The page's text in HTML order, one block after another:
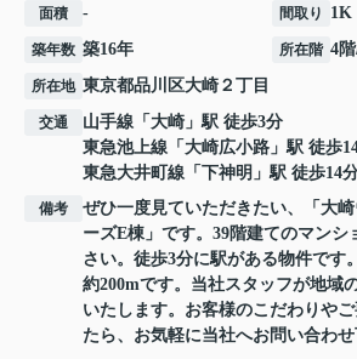
面積 - 間取り 1K
築年数 築16年 所在階 4
所在地 東京都品川区大崎 ２丁目
交通 山手線 「 大崎 」駅 徒歩3分
東急池上線 「 大崎広小路 」駅 徒歩
東急大井町線 「 下神明 」駅 徒歩14
備考
ぜひ一度見ていただきたい、「大
ーズE棟」です。39階建てのマンシ
さい。徒歩3分に駅がある物件です
約200mです。当社スタッフが地域
いたします。お客様のこだわりや
たら、お気軽に当社へお問い合わせ